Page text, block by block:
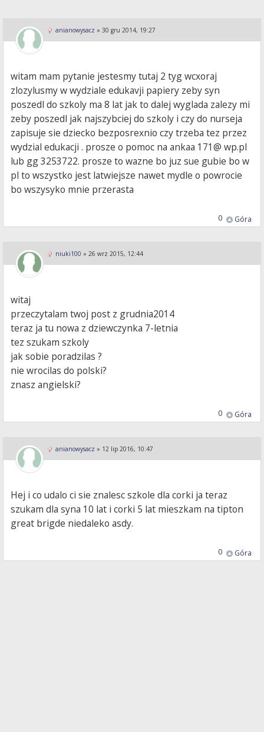
anianowysacz » 30 gru 2014, 19:27
witam mam pytanie jestesmy tutaj 2 tyg wcxoraj
zlozylusmy w wydziale edukavji papiery zeby syn
poszedl do szkoly ma 8 lat jak to dalej wyglada zalezy mi
zeby poszedl jak najszybciej do szkoly i czy do nurseja
zapisuje sie dziecko bezposrexnio czy trzeba tez przez
wydzial edukacji . prosze o pomoc na ankaa 171@ wp.pl
lub gg 3253722. prosze to wazne bo juz sue gubie bo w
pl to wszystko jest latwiejsze nawet mydle o powrocie
bo wszysyko mnie przerasta
Góra
0
niuki100 » 26 wrz 2015, 12:44
witaj
przeczytalam twoj post z grudnia2014
teraz ja tu nowa z dziewczynka 7-letnia
tez szukam szkoly
jak sobie poradzilas ?
nie wrocilas do polski?
znasz angielski?
Góra
0
anianowysacz » 12 lip 2016, 10:47
Hej i co udalo ci sie znalesc szkole dla corki ja teraz
szukam dla syna 10 lat i corki 5 lat mieszkam na tipton
great brigde niedaleko asdy.
Góra
0